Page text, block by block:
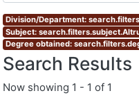
Division/Department:
Subject:
Degree obtained:
Search Results
Now showing 1 - 1 of 1